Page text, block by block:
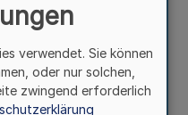
verwendet. Sie können
oder nur solchen,
zwingend erforderlich